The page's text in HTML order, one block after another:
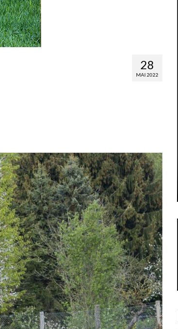
28
MAI 2022